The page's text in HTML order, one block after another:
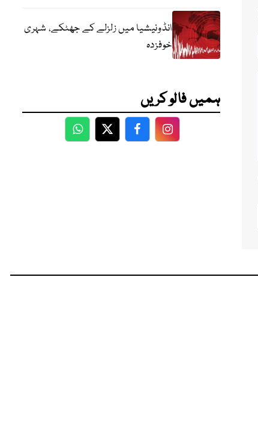
انڈونیشیا میں زلزلے کے جھٹکے، شہری
خوفزدہ
ہمیں فالو کریں
WhatsApp
TwitterFacebookFacebook